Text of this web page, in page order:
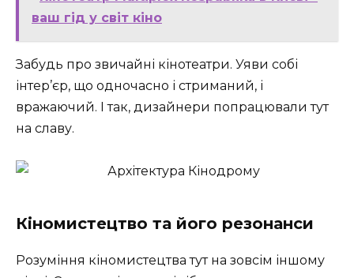
ваш гід у світ кіно
Забудь про звичайні кінотеатри. Уяви собі
інтер’єр, що одночасно і стриманий, і
вражаючий. І так, дизайнери попрацювали тут
на славу.
Кіномистецтво та його резонанси
Розуміння кіномистецтва тут на зовсім іншому